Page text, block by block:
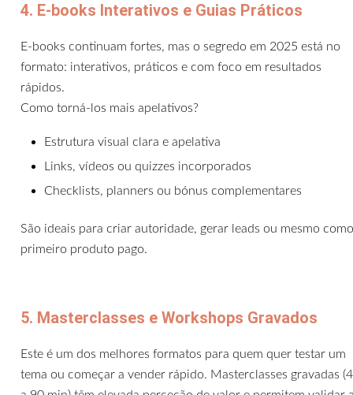
4. E-books Interativos e Guias Práticos
E-books continuam fortes, mas o segredo em 2025 está no
formato: interativos, práticos e com foco em resultados
rápidos.
Como torná-los mais apelativos?
Estrutura visual clara e apelativa
Links, vídeos ou quizzes incorporados
Checklists, planners ou bónus complementares
São ideais para criar autoridade, gerar leads ou mesmo como
primeiro produto pago.
5. Masterclasses e Workshops Gravados
Este é um dos melhores formatos para quem quer testar um
tema ou começar a vender rápido. Masterclasses gravadas